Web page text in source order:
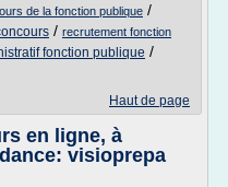
de la fonction publique /
/ recrutement fonction
fonction publique /
Haut de page
en ligne, à
visioprepa